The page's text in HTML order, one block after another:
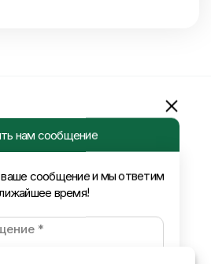
нам сообщение
сообщение и мы ответим
время!
Запрос
и доставка